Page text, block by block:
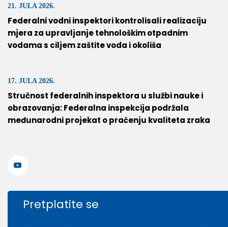
21. JULA 2026.
Federalni vodni inspektori kontrolisali realizaciju
mjera za upravljanje tehnološkim otpadnim
vodama s ciljem zaštite voda i okoliša
17. JULA 2026.
Stručnost federalnih inspektora u službi nauke i
obrazovanja: Federalna inspekcija podržala
međunarodni projekat o praćenju kvaliteta zraka
Pretplatite se